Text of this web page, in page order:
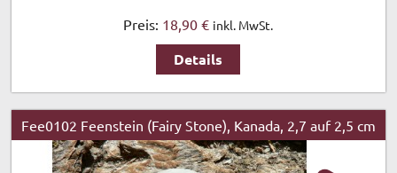
Preis: 18,90 € inkl. MwSt.
Details
Fee0102 Feenstein (Fairy Stone), Kanada, 2,7 auf 2,5 cm